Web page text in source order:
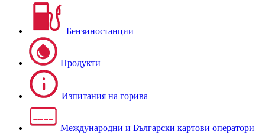
Бензиностанции
Продукти
Изпитания на горива
Международни и Български картови оператори